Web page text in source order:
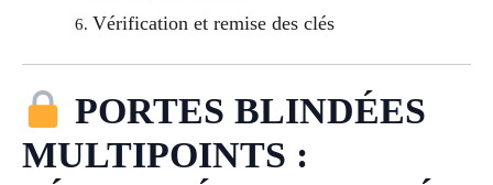
Vérification et remise des clés
PORTES BLINDÉES
MULTIPOINTS :